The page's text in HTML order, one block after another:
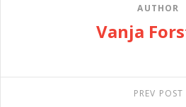
AUTHOR
Vanja
PREV POST